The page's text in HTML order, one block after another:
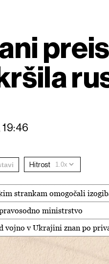
Hitrost
strankam omogočali
ministrstvo
vojno v Ukrajini znan po